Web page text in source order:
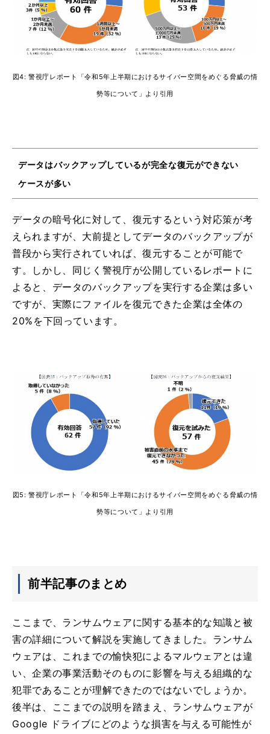
図4: 警視庁レポート「令和5年上半期におけるサイバー空間をめぐる脅威の情
勢等について」より引用
データはバックアップしているが完全な復元ができない
ケースが多い
データの暗号化に対して、復元するという対応策が考
えられますが、大前提としてデータのバックアップが
普段から実行されていれば、復元することが可能で
す。しかし、同じく警視庁が公開しているレポートに
よると、データのバックアップを実行する企業は多い
ですが、実際にファイルを復元できた企業は全体の
20%を下回っています。
図5: 警視庁レポート「令和5年上半期におけるサイバー空間をめぐる脅威の情
勢等について」より引用
前半記事のまとめ
ここまで、ランサムウェアに関する基本的な知識と被
害の詳細について解説を実施してきました。ランサム
ウェアは、これまでの愉快犯によるマルウェアとは違
い、企業の事業活動そのものに影響を与える組織的な
犯罪であることが理解できたのではないでしょうか。
後半は、ここまでの説明を踏まえ、ランサムウェアが
Google ドライブにどのような損害を与える可能性が